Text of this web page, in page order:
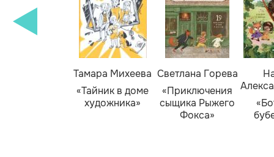
Тамара Михеева
«Тайник в доме
художника»
Светлана Горева
«Приключения
сыщика Рыжего
Фокса»